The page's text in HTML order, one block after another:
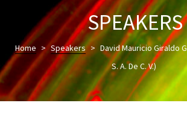
SPEAKERS
Home > Speakers > David Mauricio Giraldo
S. A. De C. V.)
–
óptica –